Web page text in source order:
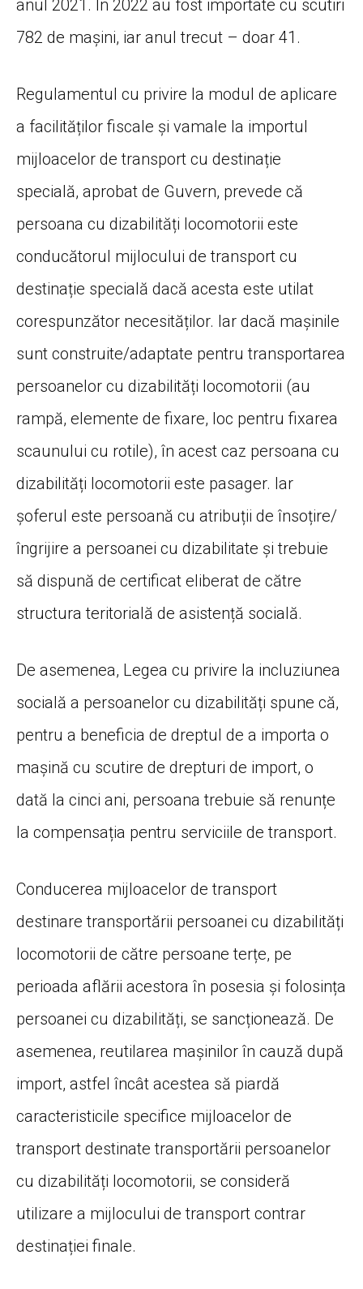
anul 2021. În 2022 au fost importate cu scutiri
782 de mașini, iar anul trecut – doar 41.
Regulamentul cu privire la modul de aplicare
a facilităților fiscale și vamale la importul
mijloacelor de transport cu destinație
specială, aprobat de Guvern, prevede că
persoana cu dizabilități locomotorii este
conducătorul mijlocului de transport cu
destinație specială dacă acesta este utilat
corespunzător necesităților. Iar dacă mașinile
sunt construite/adaptate pentru transportarea
persoanelor cu dizabilități locomotorii (au
rampă, elemente de fixare, loc pentru fixarea
scaunului cu rotile), în acest caz persoana cu
dizabilități locomotorii este pasager. Iar
șoferul este persoană cu atribuții de însoțire/
îngrijire a persoanei cu dizabilitate și trebuie
să dispună de certificat eliberat de către
structura teritorială de asistență socială.
De asemenea, Legea cu privire la incluziunea
socială a persoanelor cu dizabilități spune că,
pentru a beneficia de dreptul de a importa o
mașină cu scutire de drepturi de import, o
dată la cinci ani, persoana trebuie să renunțe
la compensația pentru serviciile de transport.
Conducerea mijloacelor de transport
destinare transportării persoanei cu dizabilități
locomotorii de către persoane terțe, pe
perioada aflării acestora în posesia și folosința
persoanei cu dizabilități, se sancționează. De
asemenea, reutilarea mașinilor în cauză după
import, astfel încât acestea să piardă
caracteristicile specifice mijloacelor de
transport destinate transportării persoanelor
cu dizabilități locomotorii, se consideră
utilizare a mijlocului de transport contrar
destinației finale.